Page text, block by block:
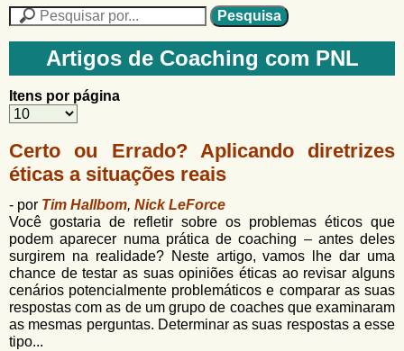
n
h
o
n
e
n
F
r
m
u
l
á
r
i
o
d
e
e
i
s
n
o
G
o
l
f
i
n
h
o
Artigos de Coaching com PNL
Itens por página
Certo ou Errado? Aplicando diretrizes
éticas a situações reais
- por Tim Hallbom, Nick LeForce
Você gostaria de refletir sobre os problemas éticos que
podem aparecer numa prática de coaching – antes deles
surgirem na realidade? Neste artigo, vamos lhe dar uma
chance de testar as suas opiniões éticas ao revisar alguns
cenários potencialmente problemáticos e comparar as suas
respostas com as de um grupo de coaches que examinaram
as mesmas perguntas. Determinar as suas respostas a esse
tipo...